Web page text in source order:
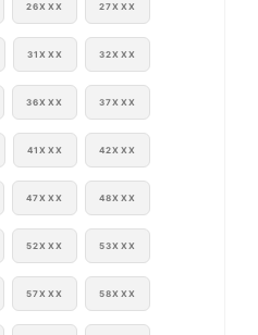
26XXX 27XXX
31XXX 32XXX
36XXX 37XXX
41XXX 42XXX
47XXX 48XXX
52XXX 53XXX
57XXX 58XXX